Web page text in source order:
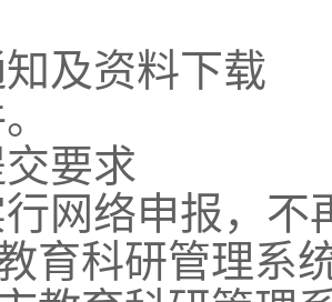
及资料下载
要求
网络申报，不
育科研管理系